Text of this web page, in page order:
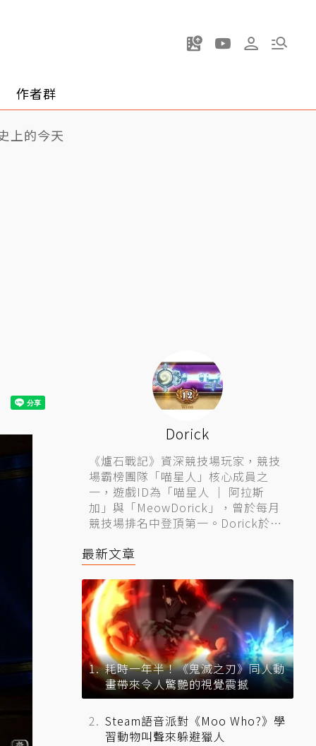
作者群
上的今天
Dorick
《爐石戰記》資深競技場玩家，競技
場霸榜團隊「喵星人」核心成員之
一，遊戲ID為「喵星人 │ 阿拉斯
加」與「MeowDorick」，曾於每月
競技場排名中登頂第一。Dorick於旅
略，內容精準詳實，廣受讀者歡迎。
最新文章
耗時一年半！《鬼滅之刃》同人動
畫帶來令人驚艷的視覺震撼
Steam語音派對《Moo Who?》學
習動物叫聲來躲避獵人